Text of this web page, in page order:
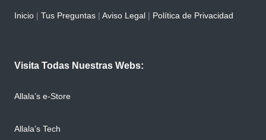
Inicio Tus Preguntas Aviso Legal Política de Privacidad
Visita Todas Nuestras Webs:
Allala’s e-Store
Allala’s Tech